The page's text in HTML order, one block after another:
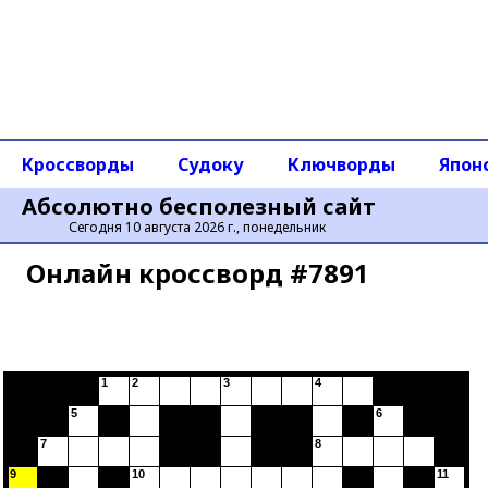
Абсолютно бесполезный сайт
Сегодня 10 августа 2026 г., понедельник
Кроссворды Судоку Ключворды
Онлайн кроссворд #7891
9
7
5
1 2
10
3 4
8
6
11